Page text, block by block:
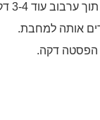
עד שהפסטה מוכנה.
אותה למחבת.
הפסטה דקה.